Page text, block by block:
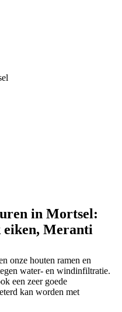
in Mortsel:
eiken, Meranti
onze houten ramen en
water- en windinfiltratie.
een zeer goede
kan worden met